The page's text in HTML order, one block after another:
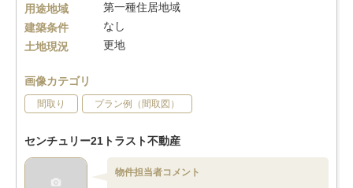
用途地域
第一種住居地域
建築条件
なし
土地現況
更地
画像カテゴリ
間取り プラン例（間取図）
センチュリー21トラスト不動産
物件担当者コメント